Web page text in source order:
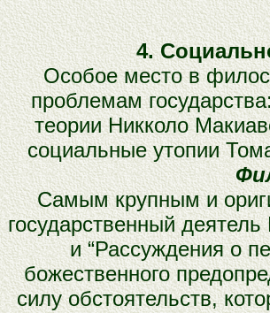
4.
Особое место в
проблемам
теории Никколо
социальные утопии
Самым крупным и
государственный
и “Рассуждения о
божественного
силу обстоятельств,